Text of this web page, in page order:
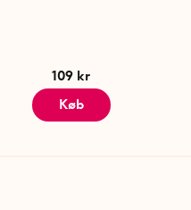
109 kr
Køb